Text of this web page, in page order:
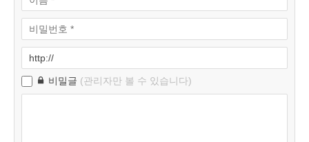
비밀글 (관리자만 볼 수 있습니다)